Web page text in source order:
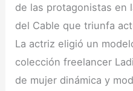
de las protagonistas en
del Cable que triunfa
La actriz eligió un
colección freelancer
de mujer dinámica y